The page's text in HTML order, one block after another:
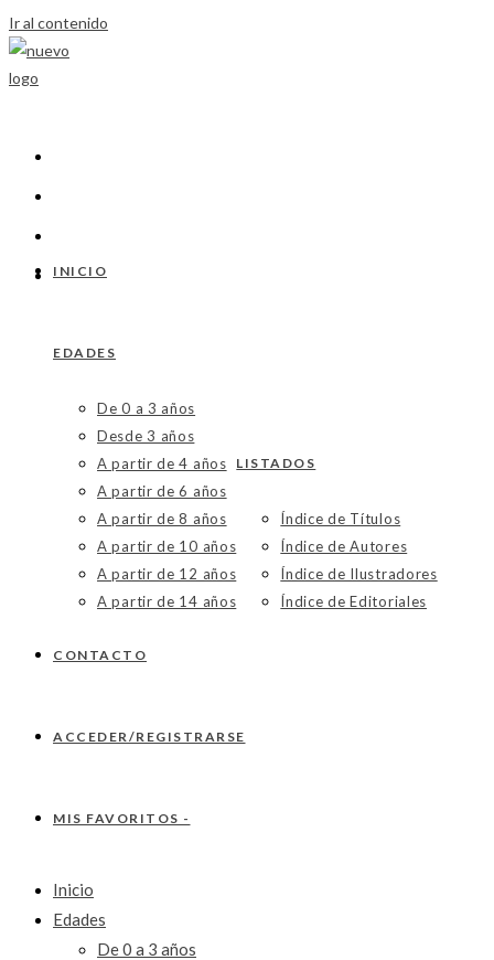
Ir al contenido
INICIO
EDADES
De 0 a 3 años
Desde 3 años
A partir de 4 años
A partir de 6 años
A partir de 8 años
A partir de 10 años
A partir de 12 años
A partir de 14 años
LISTADOS
Índice de Títulos
Índice de Autores
Índice de Ilustradores
Índice de Editoriales
CONTACTO
ACCEDER/REGISTRARSE
MIS FAVORITOS -
Inicio
Edades
De 0 a 3 años